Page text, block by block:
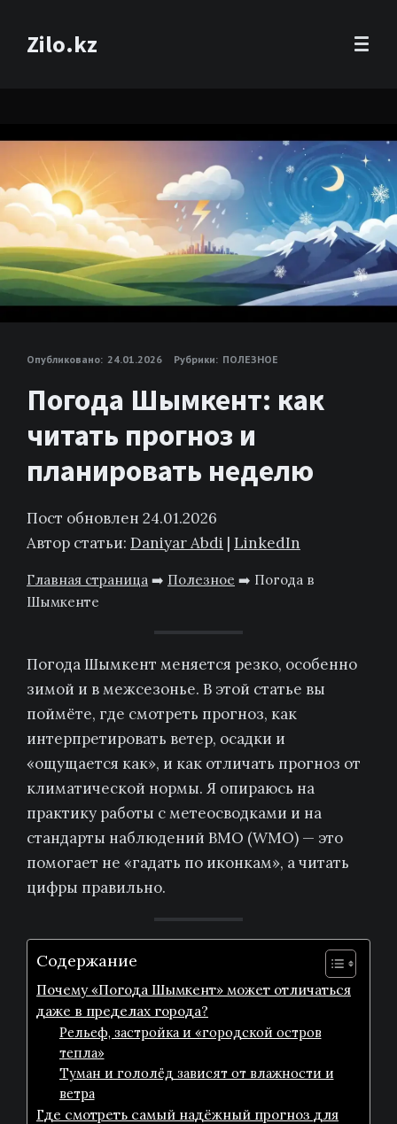
Zilo.kz
Опубликовано: 24.01.2026 Рубрики: ПОЛЕЗНОЕ
Погода Шымкент: как
читать прогноз и
планировать неделю
Пост обновлен 24.01.2026
Автор статьи: Daniyar Abdi | LinkedIn
Главная страница ➡️ Полезное ➡️ Погода в
Шымкенте
Погода Шымкент меняется резко, особенно
зимой и в межсезонье. В этой статье вы
поймёте, где смотреть прогноз, как
интерпретировать ветер, осадки и
«ощущается как», и как отличать прогноз от
климатической нормы. Я опираюсь на
практику работы с метеосводками и на
стандарты наблюдений ВМО (WMO) — это
помогает не «гадать по иконкам», а читать
цифры правильно.
Содержание
Почему «Погода Шымкент» может отличаться
даже в пределах города?
Рельеф, застройка и «городской остров
тепла»
Туман и гололёд зависят от влажности и
ветра
Где смотреть самый надёжный прогноз для